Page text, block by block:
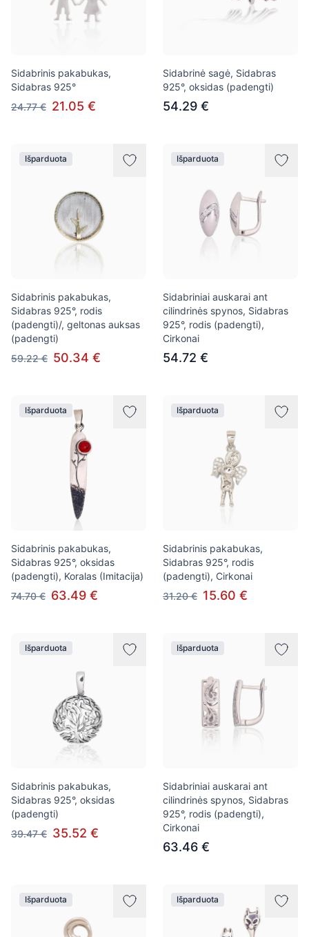
Sidabrinis pakabukas,
Sidabras 925°
24.77 € 21.05 €
Sidabrinė sagė, Sidabras
925°, oksidas (padengti)
54.29 €
Išparduota
Sidabrinis pakabukas,
Sidabras 925°, rodis
(padengti)/, geltonas auksas
(padengti)
59.22 € 50.34 €
Išparduota
Sidabriniai auskarai ant
cilindrinės spynos, Sidabras
925°, rodis (padengti),
Cirkonai
54.72 €
Išparduota
Sidabrinis pakabukas,
Sidabras 925°, oksidas
(padengti), Koralas (Imitacija)
74.70 € 63.49 €
Išparduota
Sidabrinis pakabukas,
Sidabras 925°, rodis
(padengti), Cirkonai
31.20 € 15.60 €
Išparduota
Sidabrinis pakabukas,
Sidabras 925°, oksidas
(padengti)
39.47 € 35.52 €
Išparduota
Sidabriniai auskarai ant
cilindrinės spynos, Sidabras
925°, rodis (padengti),
Cirkonai
63.46 €
Išparduota Išparduota